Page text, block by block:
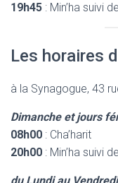
19h45 : Min’ha suivi
Les horaires
à la Synagogue, 43
Dimanche et jours
08h00 : Cha’harit
20h00 : Min’ha suivi